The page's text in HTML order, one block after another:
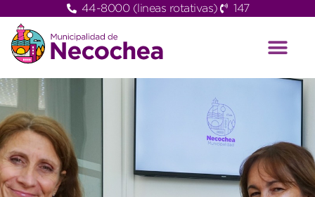
44-8000 (lineas rotativas) 147